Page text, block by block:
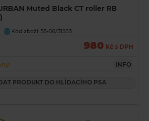
Muted Black CT roller RB
U
Kód zboží: 55-06/31583
980 Kč s DPH
INFO
PRODUKT DO HLÍDACÍHO PSA